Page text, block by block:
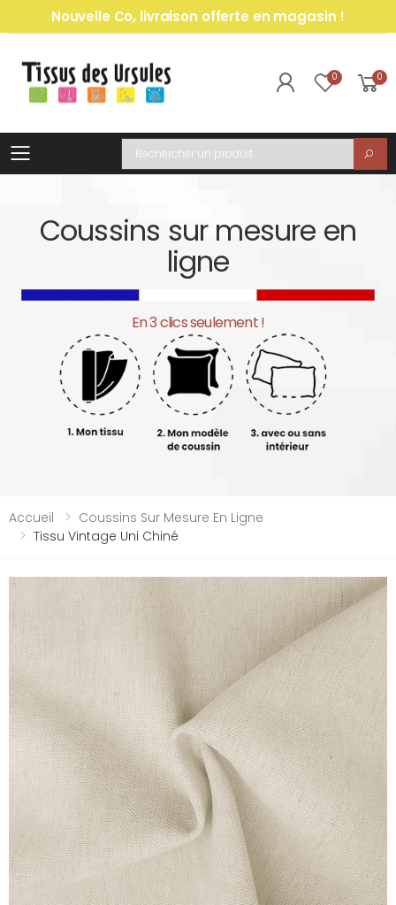
Nouvelle Co, livraison offerte en magasin !
0 0
Toggle mobile menu
Recherche
Coussins sur mesure en
ligne
En 3 clics seulement !
Accueil
Coussins Sur Mesure En Ligne
Tissu Vintage Uni Chiné